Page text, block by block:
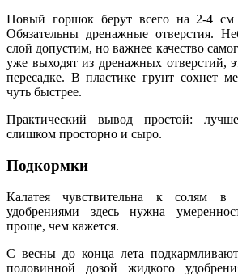
Новый горшок берут всего на 2-4
Обязательны дренажные отверстия.
слой допустим, но важнее качество
уже выходят из дренажных отверстий,
пересадке. В пластике грунт сохнет
чуть быстрее.
Практический вывод простой:
слишком просторно и сыро.
Подкормки
Калатея чувствительна к солям в
удобрениями здесь нужна
проще, чем кажется.
С весны до конца лета
половинной дозой жидкого